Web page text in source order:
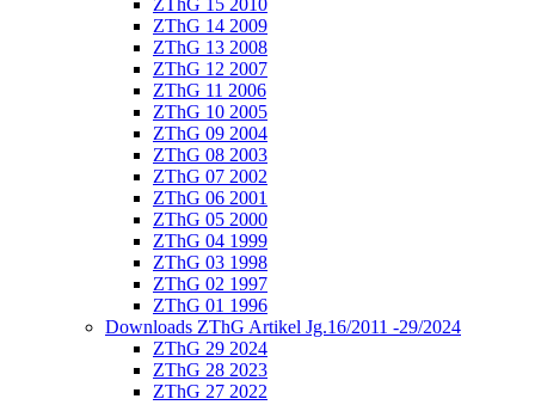
ZThG 15 2010
ZThG 14 2009
ZThG 13 2008
ZThG 12 2007
ZThG 11 2006
ZThG 10 2005
ZThG 09 2004
ZThG 08 2003
ZThG 07 2002
ZThG 06 2001
ZThG 05 2000
ZThG 04 1999
ZThG 03 1998
ZThG 02 1997
ZThG 01 1996
Downloads ZThG Artikel Jg.16/2011 -29/2024
ZThG 29 2024
ZThG 28 2023
ZThG 27 2022